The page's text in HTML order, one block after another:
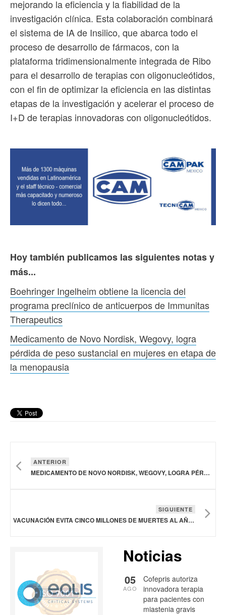
mejorando la eficiencia y la fiabilidad de la
investigación clínica. Esta colaboración combinará
el sistema de IA de Insilico, que abarca todo el
proceso de desarrollo de fármacos, con la
plataforma tridimensionalmente integrada de Ribo
para el desarrollo de terapias con oligonucleótidos,
con el fin de optimizar la eficiencia en las distintas
etapas de la investigación y acelerar el proceso de
I+D de terapias innovadoras con oligonucleótidos.
Hoy también publicamos las siguientes notas y
más...
Boehringer Ingelheim obtiene la licencia del
programa preclínico de anticuerpos de Immunitas
Therapeutics
Medicamento de Novo Nordisk, Wegovy, logra
pérdida de peso sustancial en mujeres en etapa de
la menopausia
ANTERIOR
MEDICAMENTO DE NOVO NORDISK, WEGOVY, LOGRA PÉRDIDA DE PESO SUSTANCIAL EN MUJERES EN ETAPA DE LA MENOPAUSIA
SIGUIENTE
VACUNACIÓN EVITA CINCO MILLONES DE MUERTES AL AÑO: SANOFI
Noticias
Cofepris autoriza
innovadora terapia
para pacientes con
miastenia gravis
05
AGO